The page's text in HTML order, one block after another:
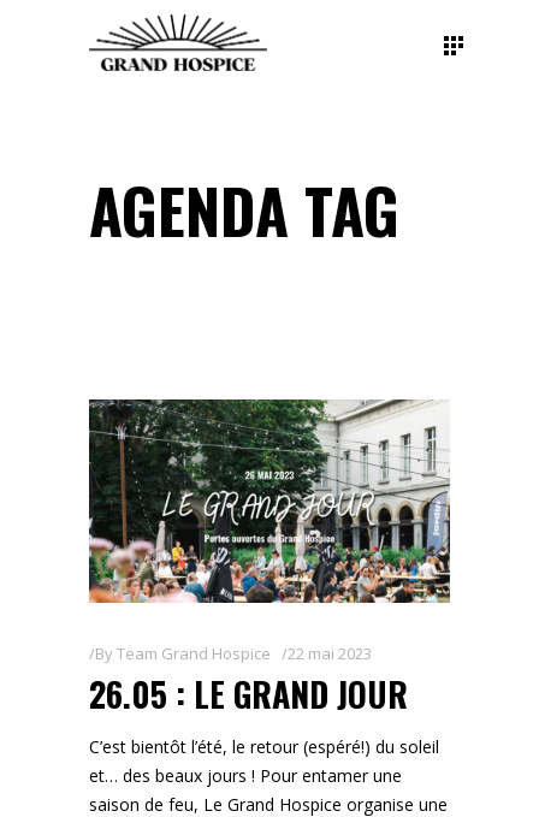
AGENDA TAG
ByTeam Grand Hospice 22 mai 2023
26.05 : LE GRAND JOUR
C’est bientôt l’été, le retour (espéré!) du soleil
et… des beaux jours ! Pour entamer une
saison de feu, Le Grand Hospice organise une